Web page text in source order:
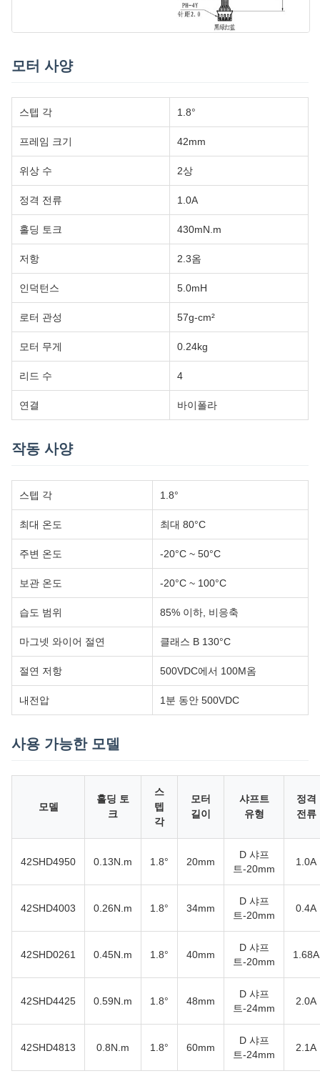
모터 사양
스텝 각 1.8°
프레임 크기 42mm
위상 수 2상
정격 전류 1.0A
홀딩 토크 430mN.m
저항 2.3옴
인덕턴스 5.0mH
로터 관성 57g-cm²
모터 무게 0.24kg
리드 수 4
연결 바이폴라
작동 사양
스텝 각 1.8°
최대 온도 최대 80°C
주변 온도 -20°C ~ 50°C
보관 온도 -20°C ~ 100°C
습도 범위 85% 이하, 비응축
마그넷 와이어 절연 클래스 B 130°C
절연 저항 500VDC에서 100M옴
내전압 1분 동안 500VDC
사용 가능한 모델
모델
홀딩 토
크
스
텝
각
모터
길이
샤프트
유형
정격
전류
42SHD4950 0.13N.m 1.8° 20mm
D 샤프
트-20mm
1.0A
42SHD4003 0.26N.m 1.8° 34mm
D 샤프
트-20mm
0.4A
42SHD0261 0.45N.m 1.8° 40mm
D 샤프
트-20mm
1.68A
42SHD4425 0.59N.m 1.8° 48mm
D 샤프
트-24mm
2.0A
42SHD4813 0.8N.m 1.8° 60mm
D 샤프
트-24mm
2.1A